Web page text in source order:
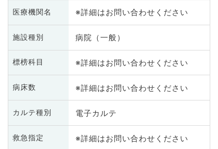
医療機関名 ※詳細はお問い合わせください
施設種別 病院（一般）
標榜科目 ※詳細はお問い合わせください
病床数 ※詳細はお問い合わせください
カルテ種別 電子カルテ
救急指定 ※詳細はお問い合わせください